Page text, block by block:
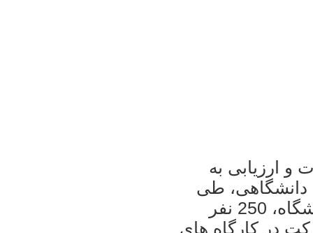
و ارزیابی به
دانشگاهی، طی
هشت ماه گذشته از مناطق 17 گانه دانشگاه، 250 نفر
در كارگاه های